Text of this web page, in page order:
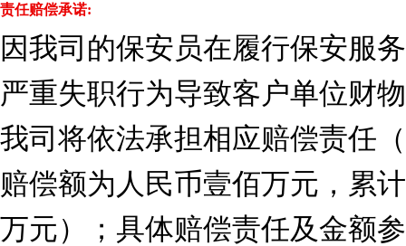
责任赔偿承诺:
因我司的保安员在履行保安服
严重失职行为导致客户单位财
我司将依法承担相应赔偿责任
赔偿额为人民币壹佰万元，累
万元）；具体赔偿责任及金额